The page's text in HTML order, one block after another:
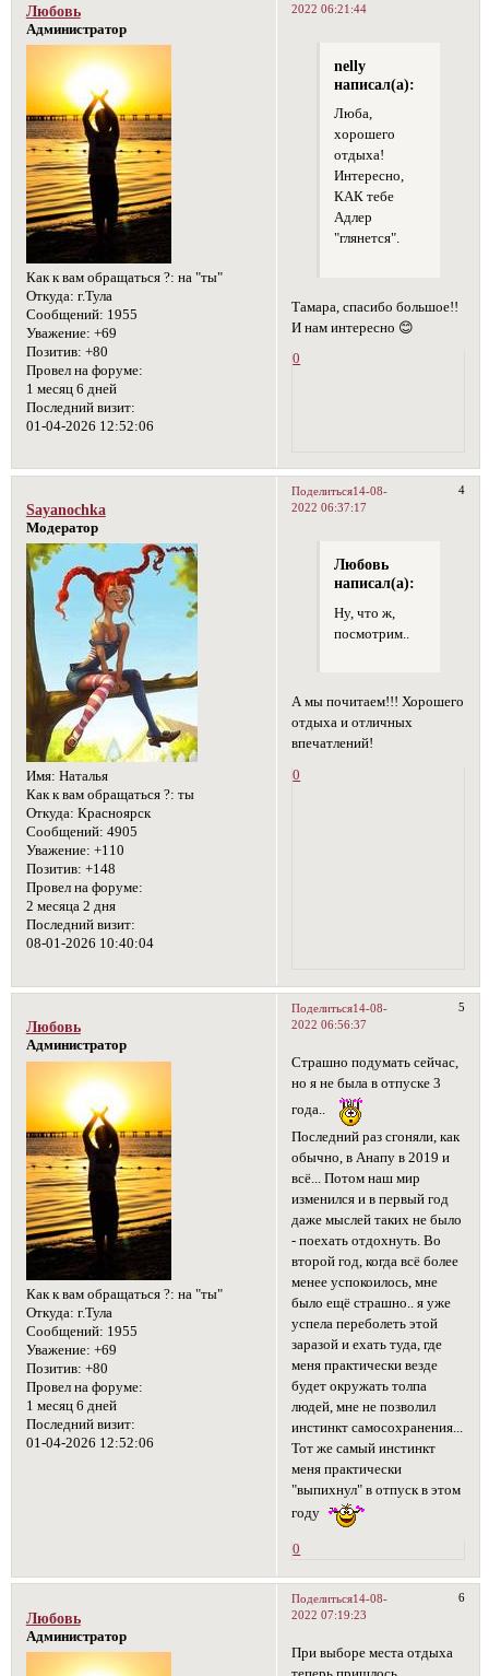
2022 06:21:44
Любовь
Администратор
Как к вам обращаться ?: на "ты"
Откуда: г.Тула
Сообщений: 1955
Уважение: +69
Позитив: +80
Провел на форуме:
1 месяц 6 дней
Последний визит:
01-04-2026 12:52:06
nelly
написал(а):
Люба,
хорошего
отдыха!
Интересно,
КАК тебе
Адлер
"глянется".
Тамара, спасибо большое!!
И нам интересно 😊
0
Поделиться 4
14-08-
2022 06:37:17
Sayanochka
Модератор
Имя: Наталья
Как к вам обращаться ?: ты
Откуда: Красноярск
Сообщений: 4905
Уважение: +110
Позитив: +148
Провел на форуме:
2 месяца 2 дня
Последний визит:
08-01-2026 10:40:04
Любовь
написал(а):
Ну, что ж,
посмотрим..
А мы почитаем!!! Хорошего
отдыха и отличных
впечатлений!
0
Поделиться 5
14-08-
2022 06:56:37
Любовь
Администратор
Как к вам обращаться ?: на "ты"
Откуда: г.Тула
Сообщений: 1955
Уважение: +69
Позитив: +80
Провел на форуме:
1 месяц 6 дней
Последний визит:
01-04-2026 12:52:06
Страшно подумать сейчас,
но я не была в отпуске 3
года..
Последний раз сгоняли, как
обычно, в Анапу в 2019 и
всё... Потом наш мир
изменился и в первый год
даже мыслей таких не было
- поехать отдохнуть. Во
второй год, когда всё более
менее успокоилось, мне
было ещё страшно.. я уже
успела переболеть этой
заразой и ехать туда, где
меня практически везде
будет окружать толпа
людей, мне не позволил
инстинкт самосохранения...
Тот же самый инстинкт
меня практически
"выпихнул" в отпуск в этом
году
0
Поделиться 6
14-08-
2022 07:19:23
Любовь
Администратор
При выборе места отдыха